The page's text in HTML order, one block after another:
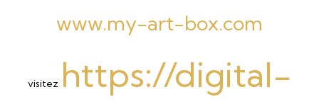
www.my-art-box.com
visitez https://digital-